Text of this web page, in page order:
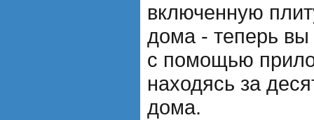
включенную
дома - теперь
с помощью
находясь за
дома.